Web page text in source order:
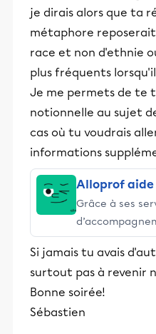
je dirais alors que ta
métaphore
race et non d'ethnie
plus fréquents
Je me permets de te
notionnelle au sujet
cas où tu voudrais
informations
Alloprof aide
Grâce à ses
stimulants,
et leurs
éducative.
Si jamais tu avais
surtout pas à revenir
Bonne soirée!
Sébastien